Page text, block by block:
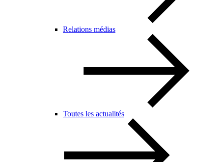
Relations médias
Toutes les actualités